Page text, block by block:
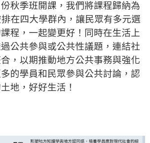
秋季班開課，我們將課程歸納為
在四大學群內，讓民眾有多元選
程，一起變更好！同時在生活上
公共參與或公共性議題，連結社
，以期推動地方公共事務與強化
的學員和民眾參與公共討論，認
地，好好生活！